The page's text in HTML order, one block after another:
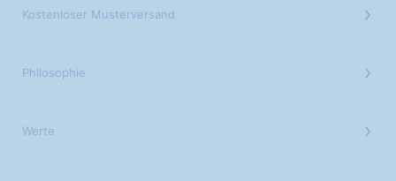
Kostenloser Musterversand
Philosophie
Werte